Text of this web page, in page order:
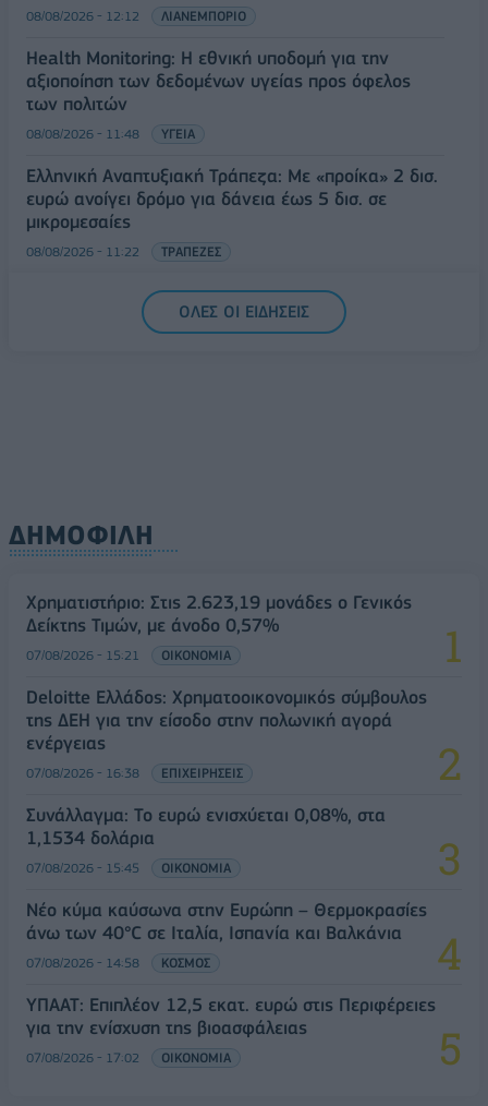
08/08/2026 - 12:12 ΛΙΑΝΕΜΠΟΡΙΟ
Health Monitoring: Η εθνική υποδομή για την
αξιοποίηση των δεδομένων υγείας προς όφελος
των πολιτών
08/08/2026 - 11:48 ΥΓΕΙΑ
Ελληνική Αναπτυξιακή Τράπεζα: Με «προίκα» 2 δισ.
ευρώ ανοίγει δρόμο για δάνεια έως 5 δισ. σε
μικρομεσαίες
08/08/2026 - 11:22 ΤΡΑΠΕΖΕΣ
5G παντού, 6G στον ορίζοντα: Πού βρίσκεται η
Ελλάδα στη μεγάλη τεχνολογική μετάβαση
ΟΛΕΣ ΟΙ ΕΙΔΗΣΕΙΣ
ΔΗΜΟΦΙΛΗ
Χρηματιστήριο: Στις 2.623,19 μονάδες ο Γενικός
Δείκτης Τιμών, με άνοδο 0,57%
07/08/2026 - 15:21 ΟΙΚΟΝΟΜΙΑ
Deloitte Ελλάδος: Χρηματοοικονομικός σύμβουλος
της ΔΕΗ για την είσοδο στην πολωνική αγορά
ενέργειας
07/08/2026 - 16:38 ΕΠΙΧΕΙΡΗΣΕΙΣ
Συνάλλαγμα: Το ευρώ ενισχύεται 0,08%, στα
1,1534 δολάρια
07/08/2026 - 15:45 ΟΙΚΟΝΟΜΙΑ
Νέο κύμα καύσωνα στην Ευρώπη – Θερμοκρασίες
άνω των 40°C σε Ιταλία, Ισπανία και Βαλκάνια
07/08/2026 - 14:58 ΚΟΣΜΟΣ
ΥΠΑΑΤ: Επιπλέον 12,5 εκατ. ευρώ στις Περιφέρειες
για την ενίσχυση της βιοασφάλειας
07/08/2026 - 17:02 ΟΙΚΟΝΟΜΙΑ